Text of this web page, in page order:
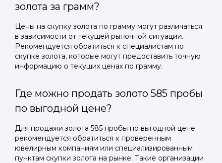
золота за грамм?
Цены на скупку золота по грамму могут различаться
в зависимости от текущей рыночной ситуации.
Рекомендуется обратиться к специалистам по
скупке золота, которые могут предоставить точную
информацию о текущих ценах по грамму.
Где можно продать золото 585 пробы
по выгодной цене?
Для продажи золота 585 пробы по выгодной цене
рекомендуется обратиться к проверенным
ювелирным компаниям или специализированным
пунктам скупки золота на рынке. Такие организации